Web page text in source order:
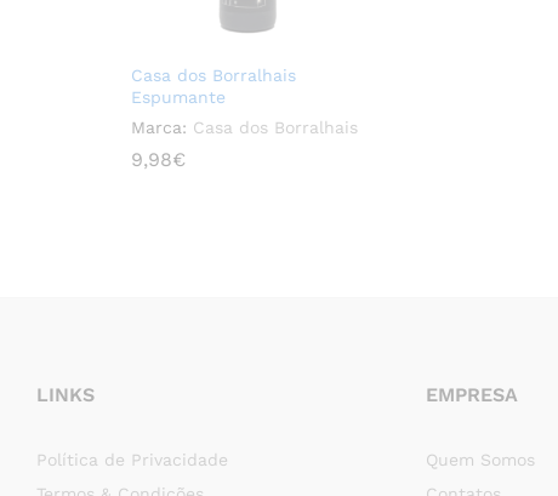
Casa dos Borralhais
Espumante
Marca: Casa dos Borralhais
9,98€
9,98€
LINKS
Política de Privacidade
EMPRESA
Quem Somos